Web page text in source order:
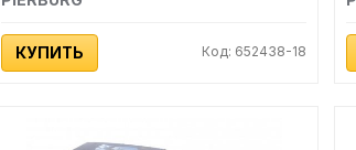
КУПИТЬ Код: 652438-18